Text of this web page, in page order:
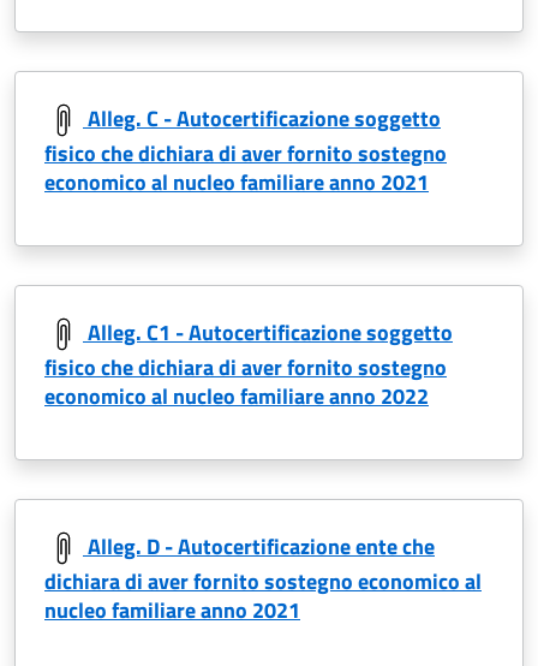
Alleg. C - Autocertificazione soggetto
fisico che dichiara di aver fornito sostegno
economico al nucleo familiare anno 2021
Alleg. C1 - Autocertificazione soggetto
fisico che dichiara di aver fornito sostegno
economico al nucleo familiare anno 2022
Alleg. D - Autocertificazione ente che
dichiara di aver fornito sostegno economico al
nucleo familiare anno 2021